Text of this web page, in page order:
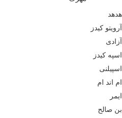
هدهد
آرویتو کیدز
آزادی
اسپه کیدز
اسپیلنی
ام اند ام
ایمر
بن صالح